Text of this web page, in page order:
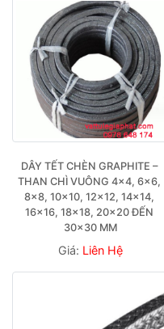
DÂY TẾT CHÈN GRAPHITE –
THAN CHÌ VUÔNG 4×4, 6×6,
8×8, 10×10, 12×12, 14×14,
16×16, 18×18, 20×20 ĐẾN
30×30 MM
Giá: Liên Hệ